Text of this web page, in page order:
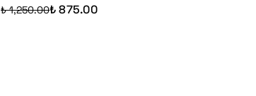
₺ 1,250.00₺ 875.00